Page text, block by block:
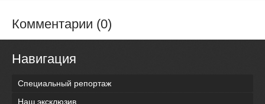
Комментарии (0)
Навигация
Специальный репортаж
Наш эксклюзив